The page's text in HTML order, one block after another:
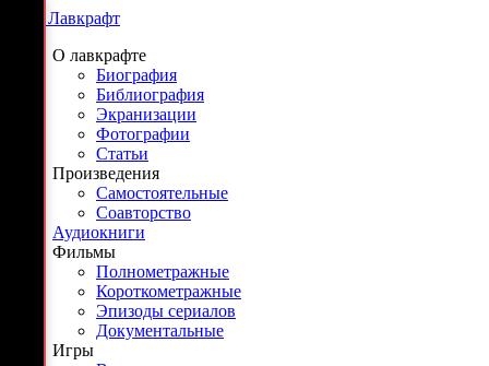
Г. Ф. Лавкрафт
О лавкрафте
Биография
Библиография
Экранизации
Фотографии
Статьи
Произведения
Самостоятельные
Соавторство
Аудиокниги
Фильмы
Полнометражные
Короткометражные
Эпизоды сериалов
Документальные
Игры